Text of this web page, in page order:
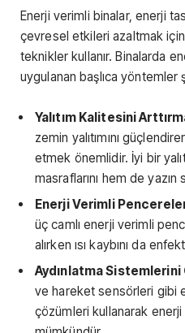
Enerji verimli binalar, enerji
çevresel etkileri azaltmak
teknikler kullanır. Binalarda
uygulanan başlıca yöntemler
Yalıtım Kalitesini
zemin yalıtımını
etmek önemlidir. İyi bir
masraflarını hem de yazın
Enerji Verimli
üç camlı enerji verimli
alırken ısı kaybını da
Aydınlatma
ve hareket sensörleri gibi
çözümleri kullanarak